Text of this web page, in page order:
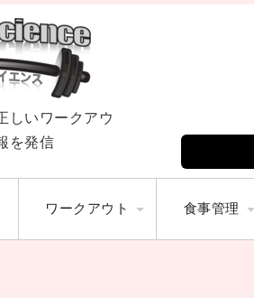
しいワークアウ
を発信
ワークアウト 食事管理